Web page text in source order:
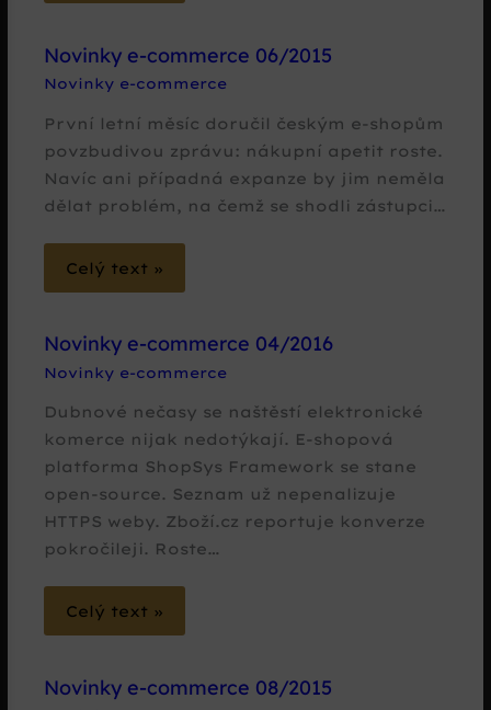
Novinky e-commerce 06/2015
Novinky e-commerce
První letní měsíc doručil českým e-shopům
povzbudivou zprávu: nákupní apetit roste.
Navíc ani případná expanze by jim neměla
dělat problém, na čemž se shodli zástupci…
Celý text »
Novinky e-commerce 04/2016
Novinky e-commerce
Dubnové nečasy se naštěstí elektronické
komerce nijak nedotýkají. E-shopová
platforma ShopSys Framework se stane
open-source. Seznam už nepenalizuje
HTTPS weby. Zboží.cz reportuje konverze
pokročileji. Roste…
Celý text »
Novinky e-commerce 08/2015